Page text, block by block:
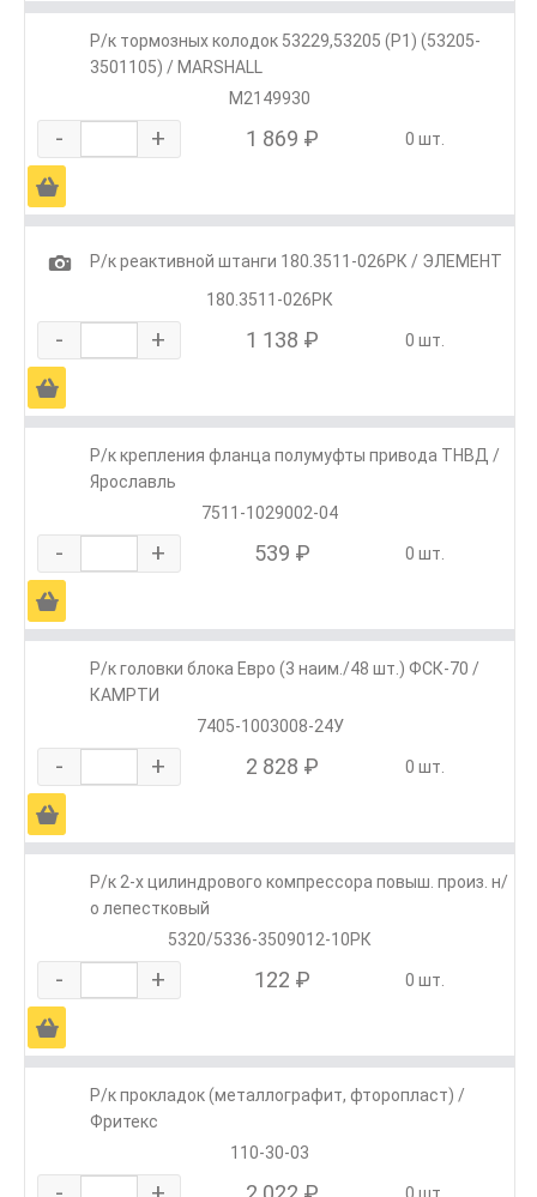
Р/к тормозных колодок 53229,53205 (Р1) (53205-
3501105) / MARSHALL
M2149930
- + 1 869 ₽ 0 шт.
Ä
1
Р/к реактивной штанги 180.3511-026РК / ЭЛЕМЕНТ
180.3511-026РК
- + 1 138 ₽ 0 шт.
Ä
Р/к крепления фланца полумуфты привода ТНВД /
Ярославль
7511-1029002-04
- + 539 ₽ 0 шт.
Ä
Р/к головки блока Евро (3 наим./48 шт.) ФСК-70 /
КАМРТИ
7405-1003008-24У
- + 2 828 ₽ 0 шт.
Ä
Р/к 2-х цилиндрового компрессора повыш. произ. н/
о лепестковый
5320/5336-3509012-10РК
- + 122 ₽ 0 шт.
Ä
Р/к прокладок (металлографит, фторопласт) /
Фритекс
110-30-03